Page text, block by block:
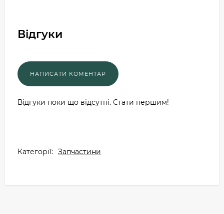
Відгуки
Відгуки поки що відсутні. Стати першим!
Категорії: Запчастини